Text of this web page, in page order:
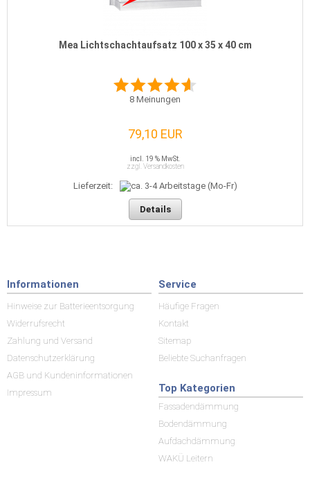
Mea Lichtschachtaufsatz 100 x 35 x 40 cm
8 Meinungen
79,10 EUR
incl. 19 % MwSt.
zzgl. Versandkosten
Lieferzeit:
Details
Informationen
Hinweise zur Batterieentsorgung
Widerrufsrecht
Zahlung und Versand
Datenschutzerklärung
AGB und Kundeninformationen
Impressum
Service
Häufige Fragen
Kontakt
Sitemap
Beliebte Suchanfragen
Top Kategorien
Fassadendämmung
Bodendämmung
Aufdachdämmung
WAKÜ Leitern